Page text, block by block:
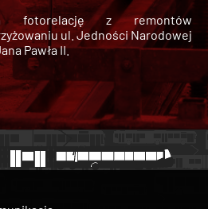
fotorelację z remontów
ul. Jedności Narodowej
Pawła II.